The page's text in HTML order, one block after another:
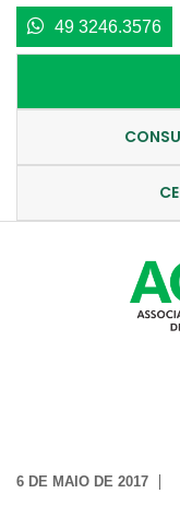
49 3246.3576
6 DE MAIO DE 2017